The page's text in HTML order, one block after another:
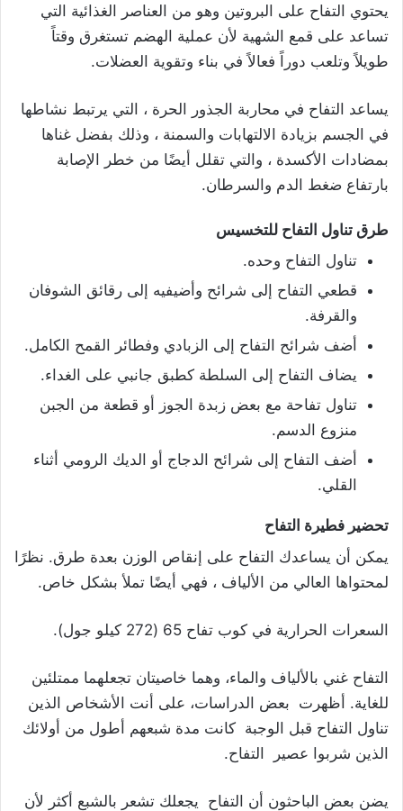
يحتوي التفاح على البروتين وهو من العناصر الغذائية التي
تساعد على قمع الشهية لأن عملية الهضم تستغرق وقتاً
طويلاً وتلعب دوراً فعالاً في بناء وتقوية العضلات.
يساعد التفاح في محاربة الجذور الحرة ، التي يرتبط نشاطها
في الجسم بزيادة الالتهابات والسمنة ، وذلك بفضل غناها
بمضادات الأكسدة ، والتي تقلل أيضًا من خطر الإصابة
بارتفاع ضغط الدم والسرطان.
طرق تناول التفاح للتخسيس
تناول التفاح وحده.
قطعي التفاح إلى شرائح وأضيفيه إلى رقائق الشوفان
والقرفة.
أضف شرائح التفاح إلى الزبادي وفطائر القمح الكامل.
يضاف التفاح إلى السلطة كطبق جانبي على الغداء.
تناول تفاحة مع بعض زبدة الجوز أو قطعة من الجبن
منزوع الدسم.
أضف التفاح إلى شرائح الدجاج أو الديك الرومي أثناء
القلي.
تحضير فطيرة التفاح
يمكن أن يساعدك التفاح على إنقاص الوزن بعدة طرق. نظرًا
لمحتواها العالي من الألياف ، فهي أيضًا تملأ بشكل خاص.
السعرات الحرارية في كوب تفاح 65 (272 كيلو جول).
التفاح غني بالألياف والماء، وهما خاصيتان تجعلهما ممتلئين
للغاية. أظهرت بعض الدراسات، على أنت الأشخاص الذين
تناول التفاح قبل الوجبة كانت مدة شبعهم أطول من أولائك
الذين شربوا عصير التفاح.
يضن بعض الباحثون أن التفاح يجعلك تشعر بالشبع أكثر لأن